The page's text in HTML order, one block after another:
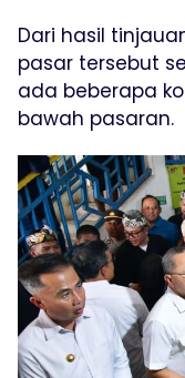
Dari hasil
pasar tersebut
ada beberapa
bawah pasaran.